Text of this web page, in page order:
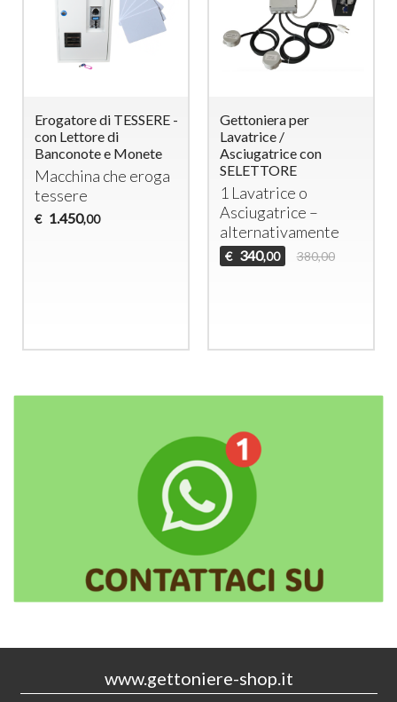
Distributore Capsule
Caffè NESPRESSO /
BORBONE con
Gettoniera elettronica
e lettore di tessere
ricaricabili
Distributore di
Erogatore di TESSERE -
con Lettore di
Banconote e Monete
Macchina che eroga
tessere
€ 1.450,00
www.gettoniere-shop.it